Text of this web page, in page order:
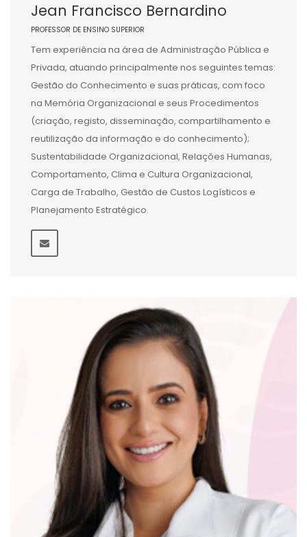
Jean Francisco Bernardino
PROFESSOR DE ENSINO SUPERIOR
Tem experiência na área de Administração Pública e
Privada, atuando principalmente nos seguintes temas:
Gestão do Conhecimento e suas práticas, com foco
na Memória Organizacional e seus Procedimentos
(criação, registo, disseminação, compartilhamento e
reutilização da informação e do conhecimento);
Sustentabilidade Organizacional, Relações Humanas,
Comportamento, Clima e Cultura Organizacional,
Carga de Trabalho, Gestão de Custos Logísticos e
Planejamento Estratégico.